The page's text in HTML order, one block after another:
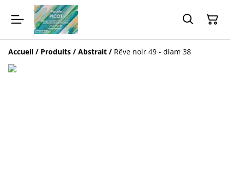
Accueil / Produits / Abstrait / Rêve noir 49 - diam 38